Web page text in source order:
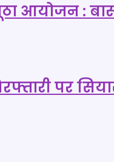
आयोजन :
पर